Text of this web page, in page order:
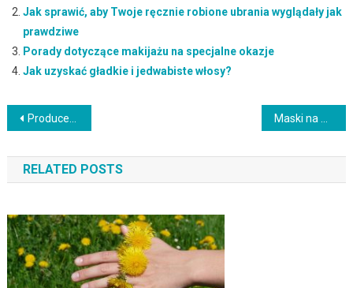
Jak sprawić, aby Twoje ręcznie robione ubrania wyglądały jak
prawdziwe
Porady dotyczące makijażu na specjalne okazje
Jak uzyskać gładkie i jedwabiste włosy?
Nawigacja
wpisu
Producent opakowań foliowych – kluczowe informacje i innowacje
RELATED POSTS